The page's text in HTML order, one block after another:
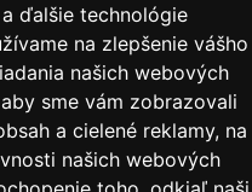
ďalšie technológie
na zlepšenie vášho
našich webových
sme vám zobrazovali
a cielené reklamy, na
našich webových
SA DO ZÁKAZNÍCKEJ ZÓNY
obchodné podmienky
osobných údajov